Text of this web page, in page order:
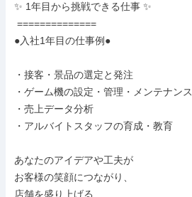
✨ 1年目から挑戦できる仕事 ✨
●入社1年目の仕事例●
・接客・景品の選定と発注
・ゲーム機の設定・管理・メンテナンス
・売上データ分析
・アルバイトスタッフの育成・教育
あなたのアイデアや工夫が
お客様の笑顔につながり、
店舗を盛り上げる